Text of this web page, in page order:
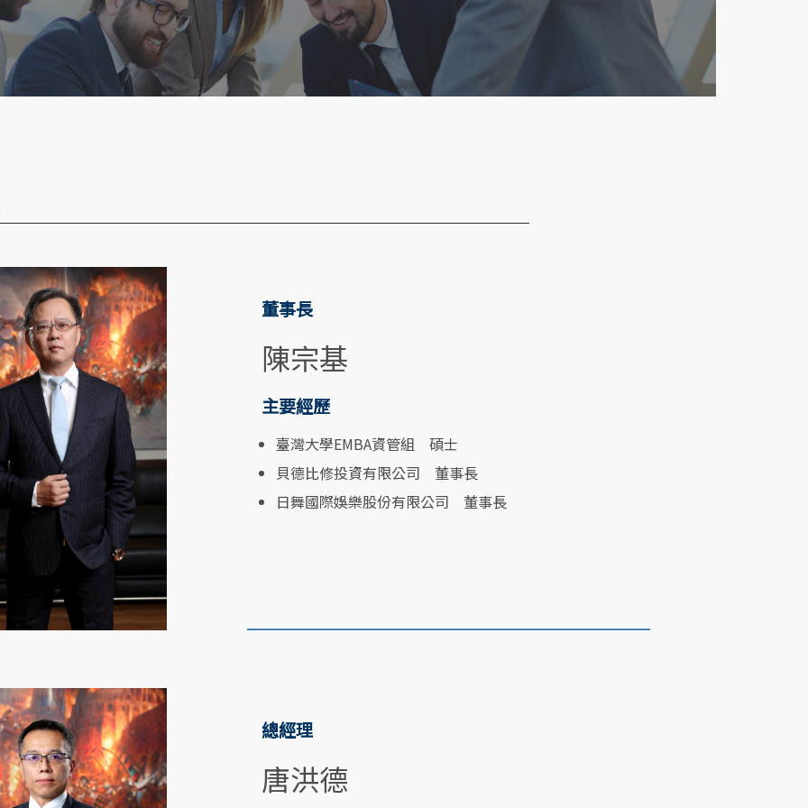
董事長
陳宗基
主要經歷
臺灣大學EMBA資管組 碩士
貝德比修投資有限公司 董事長
日舞國際娛樂股份有限公司 董事長
總經理
唐洪德